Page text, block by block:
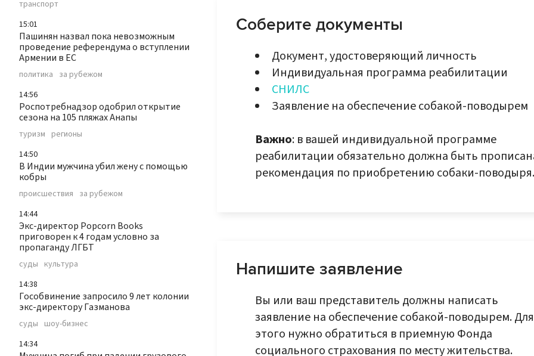
транспорт
15:01
Пашинян назвал пока невозможным
проведение референдума о вступлении
Армении в ЕС
политика за рубежом
14:56
Роспотребнадзор одобрил открытие
сезона на 105 пляжах Анапы
туризм регионы
14:50
В Индии мужчина убил жену с помощью
кобры
происшествия за рубежом
14:44
Экс-директор Popcorn Books
приговорен к 4 годам условно за
пропаганду ЛГБТ
суды культура
14:38
Гособвинение запросило 9 лет колонии
экс-директору Газманова
суды шоу-бизнес
14:34
Соберите документы
Документ, удостоверяющий личность
Индивидуальная программа реабилитации
СНИЛС
Заявление на обеспечение собакой-поводырем
Важно: в вашей индивидуальной программе
реабилитации обязательно должна быть
рекомендация по приобретению собаки-поводыря.
Напишите заявление
Вы или ваш представитель должны написать
заявление на обеспечение собакой-поводырем. Для
этого нужно обратиться в приемную Фонда
социального страхования по месту жительства.